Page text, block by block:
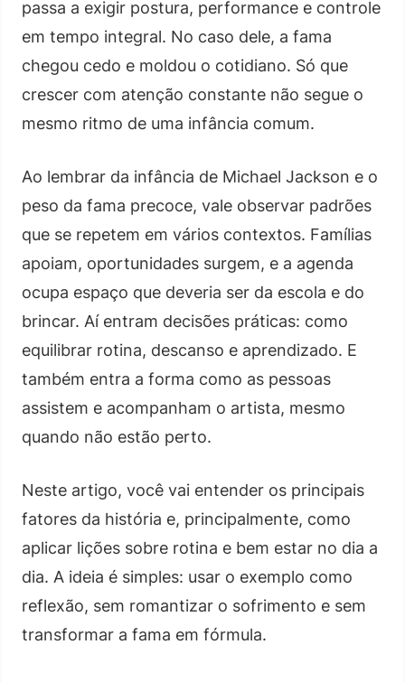
passa a exigir postura, performance e controle
em tempo integral. No caso dele, a fama
chegou cedo e moldou o cotidiano. Só que
crescer com atenção constante não segue o
mesmo ritmo de uma infância comum.
Ao lembrar da infância de Michael Jackson e o
peso da fama precoce, vale observar padrões
que se repetem em vários contextos. Famílias
apoiam, oportunidades surgem, e a agenda
ocupa espaço que deveria ser da escola e do
brincar. Aí entram decisões práticas: como
equilibrar rotina, descanso e aprendizado. E
também entra a forma como as pessoas
assistem e acompanham o artista, mesmo
quando não estão perto.
Neste artigo, você vai entender os principais
fatores da história e, principalmente, como
aplicar lições sobre rotina e bem estar no dia a
dia. A ideia é simples: usar o exemplo como
reflexão, sem romantizar o sofrimento e sem
transformar a fama em fórmula.